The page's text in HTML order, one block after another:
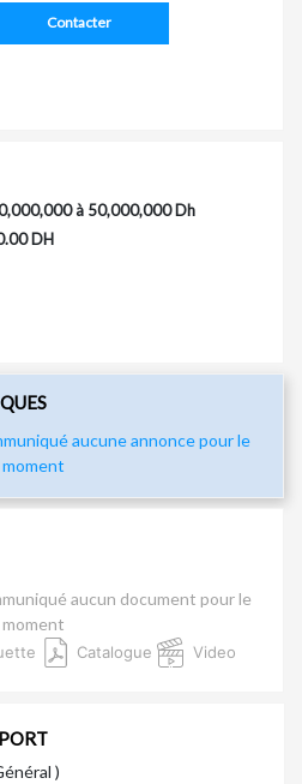
Contacter
à 50,000,000 Dh
DH
aucune annonce pour le
moment
aucun document pour le
moment
Catalogue Video
)